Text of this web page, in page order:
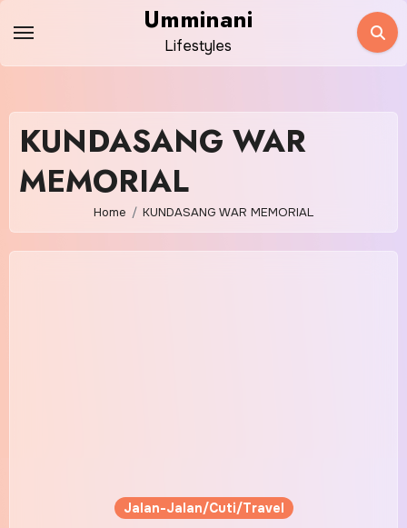
content
Umminani
Lifestyles
KUNDASANG WAR
MEMORIAL
Home KUNDASANG WAR MEMORIAL
Jalan-Jalan/Cuti/Travel